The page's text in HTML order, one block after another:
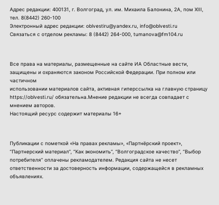
Адрес редакции: 400131, г. Волгоград, ул. им. Михаила Балонина, 2А, пом XIII,
тел. 8(8442) 260-100
Электронный адрес редакции: oblvestiru@yandex.ru, info@oblvesti.ru
Связаться с отделом рекламы: 8 (8442) 264-000 , tumanova@fm104.ru
Все права на материалы, размещенные на сайте ИА Областные вести,
защищены и охраняются законом Российской Федерации. При полном или
частичном
использовании материалов сайта, активная гиперссылка на главную страницу
https://oblvesti.ru/ обязательна.Мнение редакции не всегда совпадает с
мнением авторов.
Настоящий ресурс содержит материалы 16+
Публикации с пометкой «На правах рекламы», «Партнёрский проект»,
“Партнерский материал”, “Как экономить”, “Волгоградское качество”, “Выбор
потребителя” оплачены рекламодателем. Редакция сайта не несет
ответственности за достоверность информации, содержащейся в рекламных
объявлениях.